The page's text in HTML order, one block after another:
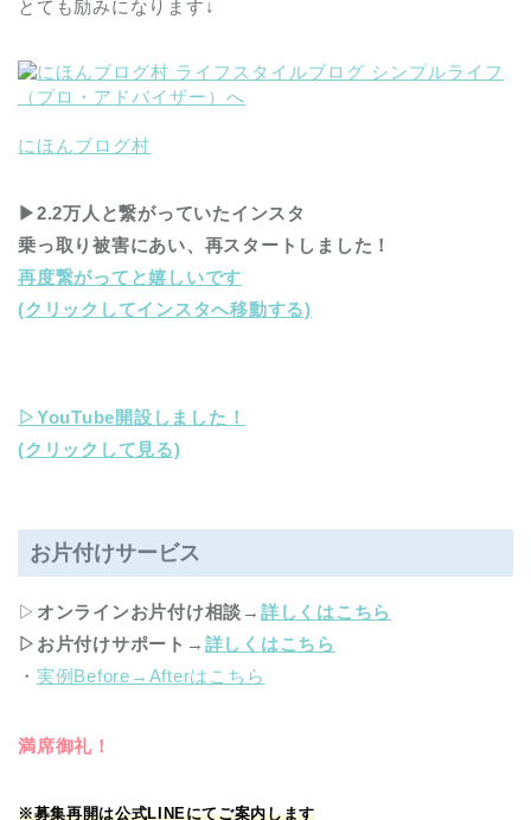
とても励みになります↓
にほんブログ村
▶︎2.2万人と繋がっていたインスタ
乗っ取り被害にあい、再スタートしました！
再度繋がってと嬉しいです
(クリックしてインスタへ移動する)
▷YouTube開設しました！
(クリックして見る)
お片付けサービス
▷ オンラインお片付け相談 → 詳しくはこちら
▷お片付けサポート → 詳しくはこちら
・ 実例Before→Afterはこちら
満席御礼！
※募集再開は公式LINEにてご案内します